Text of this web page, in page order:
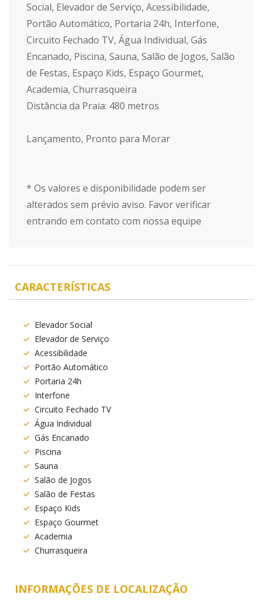
Social, Elevador de Serviço, Acessibilidade,
Portão Automático, Portaria 24h, Interfone,
Circuito Fechado TV, Água Individual, Gás
Encanado, Piscina, Sauna, Salão de Jogos, Salão
de Festas, Espaço Kids, Espaço Gourmet,
Academia, Churrasqueira
Distância da Praia: 480 metros
Lançamento, Pronto para Morar
* Os valores e disponibilidade podem ser
alterados sem prévio aviso. Favor verificar
entrando em contato com nossa equipe
CARACTERÍSTICAS
Elevador Social
Elevador de Serviço
Acessibilidade
Portão Automático
Portaria 24h
Interfone
Circuito Fechado TV
Água Individual
Gás Encanado
Piscina
Sauna
Salão de Jogos
Salão de Festas
Espaço Kids
Espaço Gourmet
Academia
Churrasqueira
INFORMAÇÕES DE LOCALIZAÇÃO